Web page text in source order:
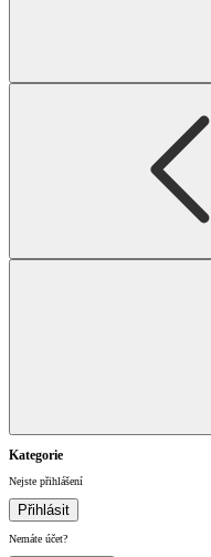
Kategorie
Nejste přihlášení
Přihlásit
Nemáte účet?